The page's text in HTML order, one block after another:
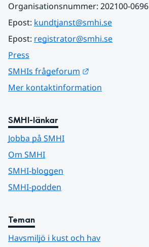
Organisationsnummer: 202100-0696
Epost: kundtjanst@smhi.se
Epost: registrator@smhi.se
Press
SMHIs frågeforum
Mer kontaktinformation
SMHI-länkar
Jobba på SMHI
Om SMHI
SMHI-bloggen
SMHI-podden
Teman
Havsmiljö i kust och hav